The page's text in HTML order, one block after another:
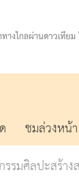
ชมล่วงหน้า
รมศิลปะสร้า